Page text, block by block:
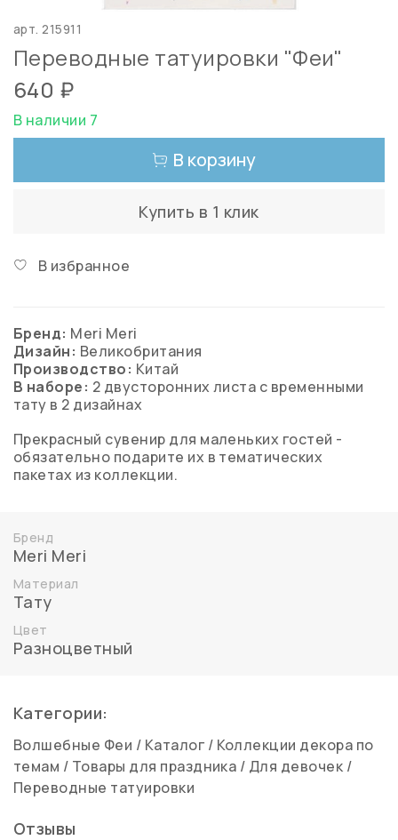
арт.215911
Переводные татуировки "Феи"
640 ₽
В наличии 7
В корзину
Купить в 1 клик
В избранное
Бренд: Meri Meri
Дизайн: Великобритания
Производство: Китай
В наборе: 2 двусторонних листа с временными
тату в 2 дизайнах
Прекрасный сувенир для маленьких гостей -
обязательно подарите их в тематических
пакетах из коллекции.
Бренд
Meri Meri
Материал
Тату
Цвет
Разноцветный
Категории:
Волшебные Феи / Каталог / Коллекции декора по
темам / Товары для праздника / Для девочек /
Переводные татуировки
Отзывы